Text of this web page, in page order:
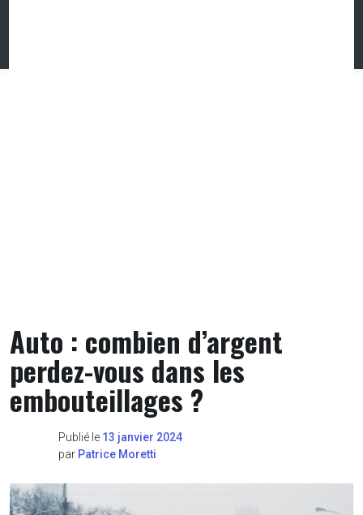
Auto : combien d’argent
perdez-vous dans les
embouteillages ?
Publié le 13 janvier 2024
par Patrice Moretti